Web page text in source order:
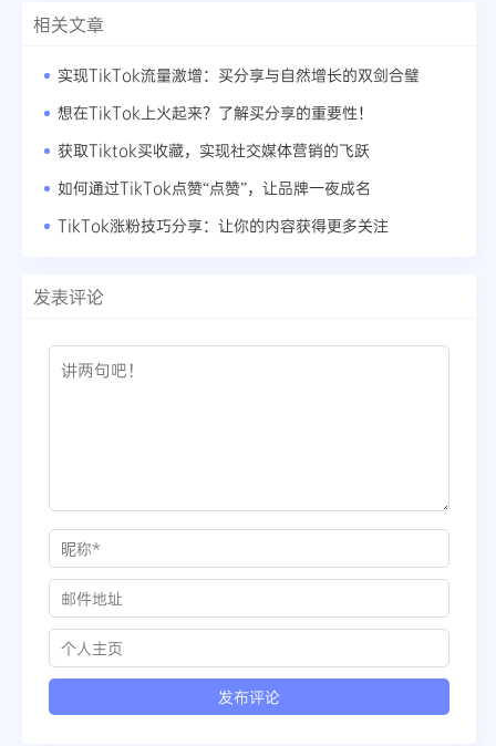
相关文章
实现TikTok流量激增：买分享与自然增长的双剑合璧
想在TikTok上火起来？了解买分享的重要性！
获取Tiktok买收藏，实现社交媒体营销的飞跃
如何通过TikTok点赞“点赞”，让品牌一夜成名
TikTok涨粉技巧分享：让你的内容获得更多关注
发表评论